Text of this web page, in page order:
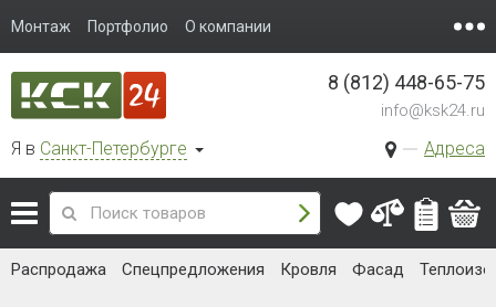
Монтаж Портфолио О компании
Я в Санкт-Петербурге Адреса
8 (812) 448-65-75
info@ksk24.ru
Распродажа Спецпредложения Кровля Фасад